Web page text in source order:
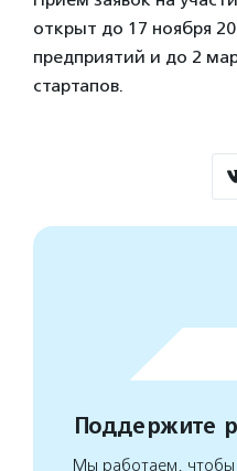
открыт до 17 ноября
предприятий и до 2
стартапов.
Поддержите
Мы работаем, чтобы